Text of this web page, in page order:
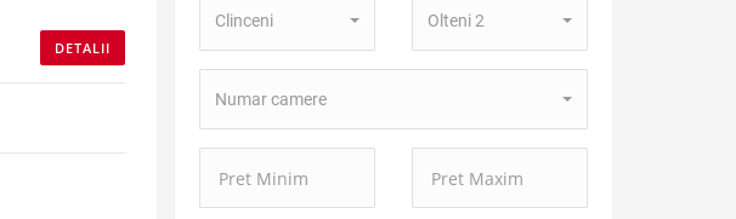
DETALII
Clinceni Olteni 2
camere:
Numar camere
Minim:
Maxim: